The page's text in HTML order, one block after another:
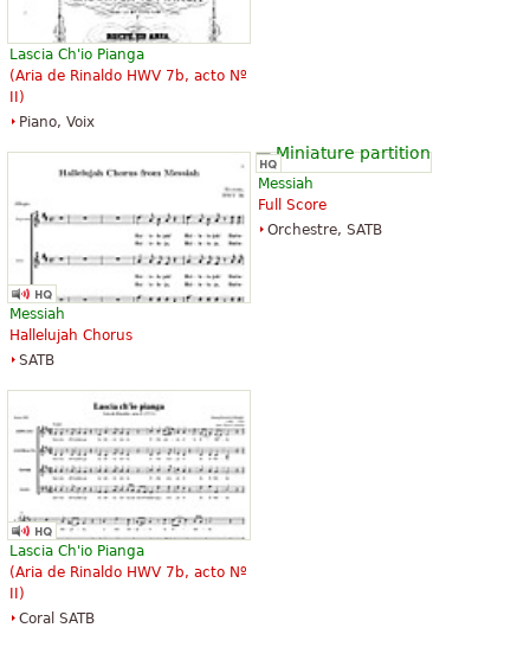
Lascia Ch'io Pianga
(Aria de Rinaldo HWV 7b, acto Nº
II)
Piano, Voix
Messiah
Hallelujah Chorus
SATB
Messiah
Full Score
Orchestre, SATB
Lascia Ch'io Pianga
(Aria de Rinaldo HWV 7b, acto Nº
II)
Coral SATB